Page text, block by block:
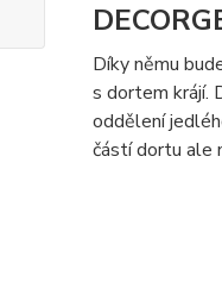
Díky němu
s dortem krájí.
oddělení
částí dortu ale